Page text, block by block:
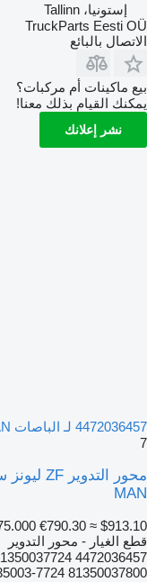
إستونيا، Tallinn
TruckParts Eesti OÜ
الاتصال بالبائع
بيع ماكينات أم مركبات؟
يمكنك القيام بذلك معنا!
نشر إعلانك
4472036457 لـ الباصات MAN
7
MAN
€790.30 ≈ $913.10
قطع الغيار - محور التدوير
81350037724
7724 81350037800...